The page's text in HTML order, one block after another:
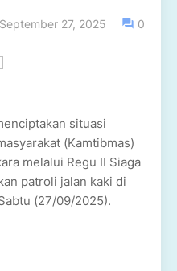
27, 2025 0
situasi
(Kamtibmas)
melalui Regu II Siaga
patroli jalan kaki di
(27/09/2025).